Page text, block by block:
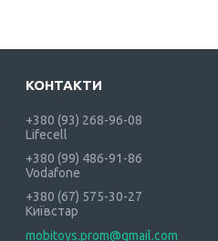
+380 (93) 268-96-08
Lifecell
+380 (99) 486-91-86
Vodafone
+380 (67) 575-30-27
Київстар
mobitoys.prom@gmail.com